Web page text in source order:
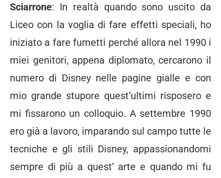
Sciarrone: In realtà quando sono uscito da
Liceo con la voglia di fare effetti speciali, ho
iniziato a fare fumetti perché allora nel 1990 i
miei genitori, appena diplomato, cercarono il
numero di Disney nelle pagine gialle e con
mio grande stupore quest’ultimi risposero e
mi fissarono un colloquio. A settembre 1990
ero già a lavoro, imparando sul campo tutte le
tecniche e gli stili Disney, appassionandomi
sempre di più a quest’ arte e quando mi fu